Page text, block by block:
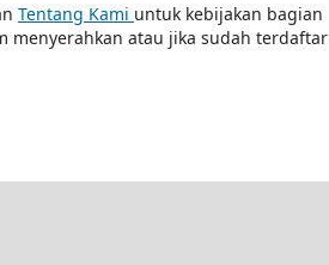
Tentang Kami untuk kebijakan bagian
menyerahkan atau jika sudah terdaftar